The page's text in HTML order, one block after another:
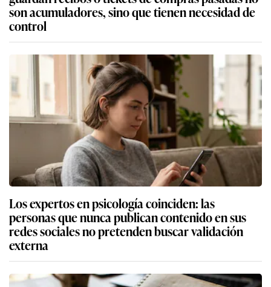
son acumuladores, sino que tienen necesidad de
control
Los expertos en psicología coinciden: las
personas que nunca publican contenido en sus
redes sociales no pretenden buscar validación
externa